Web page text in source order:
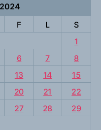
F L
S
1
6 7
8
13 14
15
20 21
22
27 28
29